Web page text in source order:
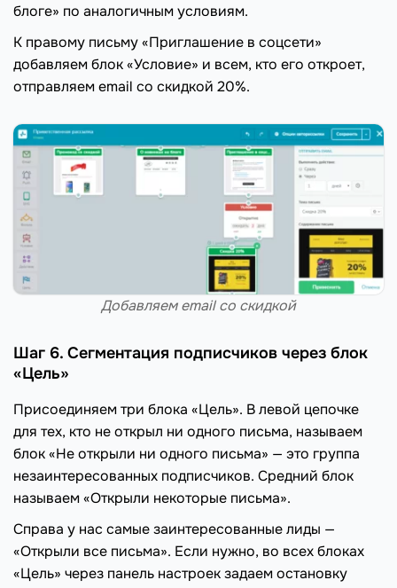
блоге» по аналогичным условиям.
К правому письму «Приглашение в соцсети»
добавляем блок «Условие» и всем, кто его откроет,
отправляем email cо скидкой 20%.
Добавляем email cо скидкой
Шаг 6. Сегментация подписчиков через блок
«Цель»
Присоединяем три блока «Цель». В левой цепочке
для тех, кто не открыл ни одного письма, называем
блок «Не открыли ни одного письма» — это группа
незаинтересованных подписчиков. Средний блок
называем «Открыли некоторые письма».
Справа у нас самые заинтересованные лиды —
«Открыли все письма». Если нужно, во всех блоках
«Цель» через панель настроек задаем остановку